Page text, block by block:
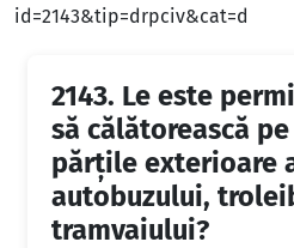
id=2143&tip=drpciv&cat=d
2143. Le este
să călătorească
părţile exterioare
autobuzului,
tramvaiului?